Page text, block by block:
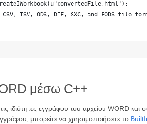
TSV, ODS, DIF, SXC, and FODS file
μέσω C++
ιδιότητες εγγράφου του αρχείου WORD
μπορείτε να χρησιμοποιήσετε το